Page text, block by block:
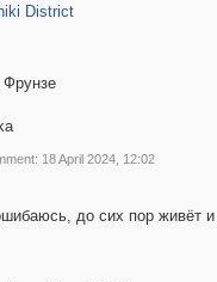
District
18 April 2024, 12:02
до сих пор живёт и